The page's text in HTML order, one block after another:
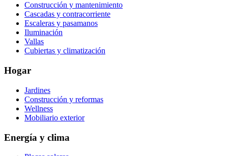
Construcción y mantenimiento
Cascadas y contracorriente
Escaleras y pasamanos
Iluminación
Vallas
Cubiertas y climatización
Hogar
Jardines
Construcción y reformas
Wellness
Mobiliario exterior
Energía y clima